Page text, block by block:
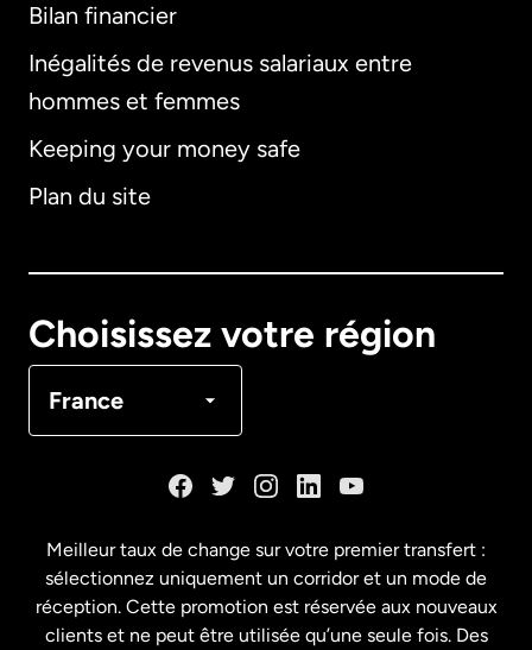
Bilan financier
Inégalités de revenus salariaux entre
hommes et femmes
Keeping your money safe
Plan du site
Choisissez votre région
France
International
Allemagne
Français
États-Unis English
Meilleur taux de change sur votre premier transfert :
sélectionnez uniquement un corridor et un mode de
réception. Cette promotion est réservée aux nouveaux
clients et ne peut être utilisée qu’une seule fois. Des